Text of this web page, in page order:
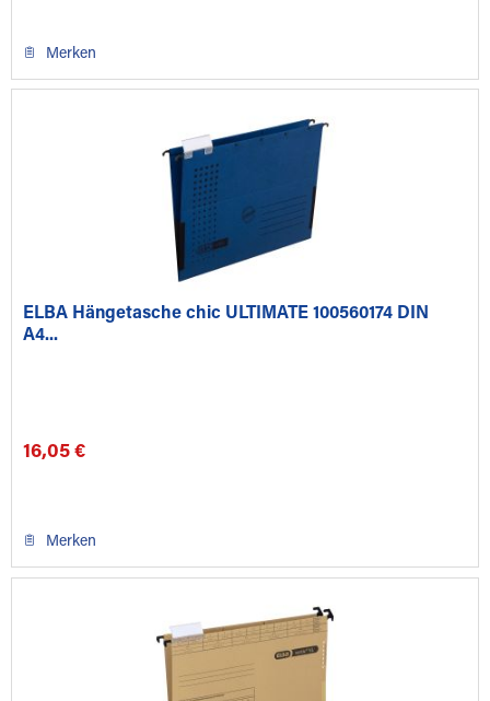
Merken
ELBA Hängetasche chic ULTIMATE 100560174 DIN
A4...
16,05 €
Merken